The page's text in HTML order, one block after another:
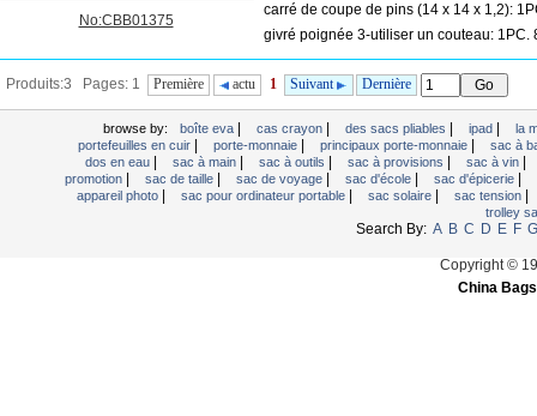
No:CBB01375
carré de coupe de pins (14 x 14 x 1,2):
givré poignée 3-utiliser un couteau: 1PC.
beurre giv...
Produits:3 Pages: 1
Première actu 1 Suivant Dernière
browse by: boîte eva cas crayon des sacs pliables ipad
la
portefeuilles en cuir
porte-monnaie principaux porte-monnaie
sac à
dos en eau
sac à main sac à outils sac à provisions sac à vin
promotion sac de taille sac de voyage sac d'école sac d'épicerie
appareil photo
sac pour ordinateur portable sac solaire sac tension
trolley
Search By: A B C D E F G
Copyright ©
China